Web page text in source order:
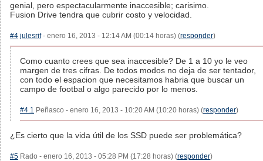
genial, pero espectacularmente inaccesible; carisimo.
Fusion Drive tendra que cubrir costo y velocidad.
#4 julesrif- enero 16, 2013 - 12:14 AM (00:14 horas) (responder)
Como cuanto crees que sea inaccesible? De 1 a 10 yo le veo
margen de tres cifras. De todos modos no deja de ser tentador,
con todo el espacion que necesitamos habria que buscar un
campo de footbal o algo parecido por lo menos.
#4.1 Peñasco - enero 16, 2013 - 10:20 AM (10:20 horas) (responder)
¿Es cierto que la vida útil de los SSD puede ser problemática?
#5 Rado - enero 16, 2013 - 05:28 PM (17:28 horas) (responder)